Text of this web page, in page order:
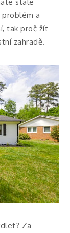
problém a
tak proč žít
zahradě.
Za